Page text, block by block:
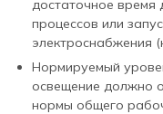
достаточное время
процессов или
электроснабжения
Нормируемый
освещение должно
нормы общего